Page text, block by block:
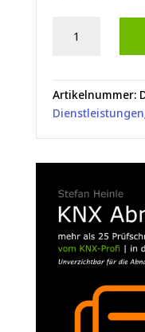
Abnahmeprotokoll
Artikelnummer:
Dienstleistungen